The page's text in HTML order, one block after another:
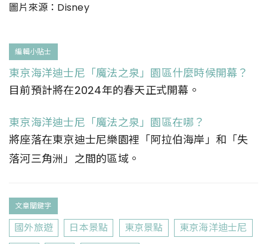
圖片來源：Disney
編輯小貼士
東京海洋迪士尼「魔法之泉」園區什麼時候開幕？
目前預計將在2024年的春天正式開幕。
東京海洋迪士尼「魔法之泉」園區在哪？
將座落在東京迪士尼樂園裡「阿拉伯海岸」和「失
落河三角洲」之間的區域。
文章關鍵字
國外旅遊 日本景點 東京景點
東京海洋迪士尼